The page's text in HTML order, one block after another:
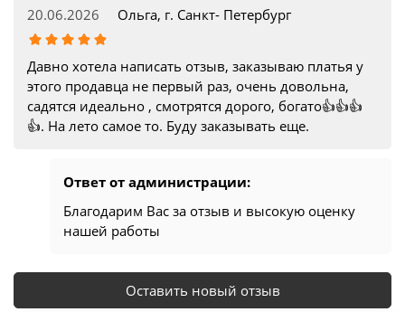
20.06.2026 Ольга, г. Санкт- Петербург
Давно хотела написать отзыв, заказываю платья у
этого продавца не первый раз, очень довольна,
садятся идеально , смотрятся дорого, богато👍👍👍
👍. На лето самое то. Буду заказывать еще.
Ответ от администрации:
Благодарим Вас за отзыв и высокую оценку
нашей работы
Оставить новый отзыв